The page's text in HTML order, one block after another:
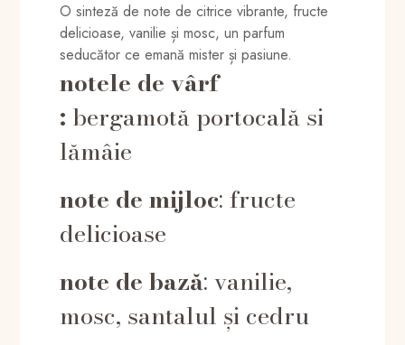
O sinteză de note de citrice vibrante, fructe
delicioase, vanilie și mosc, un parfum
seducător ce emană mister și pasiune.
notele de vârf
: bergamotă portocală si
lămâie
note de mijloc: fructe
delicioase
note de bază: vanilie,
mosc, santalul și cedru